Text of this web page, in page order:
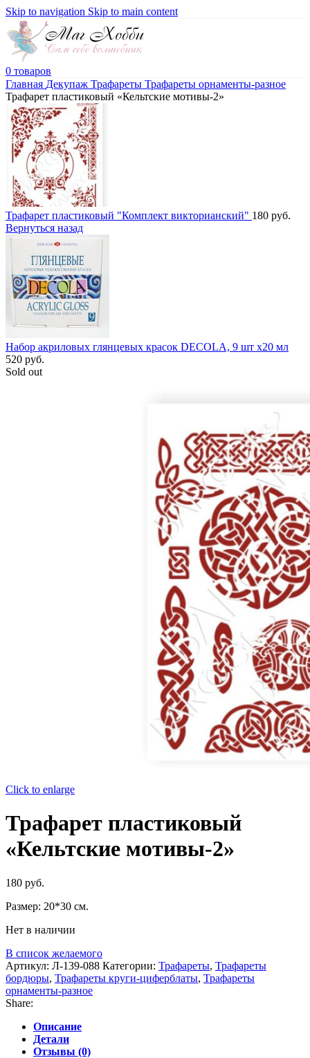
Skip to navigation Skip to main content
0 товаров
Главная Декупаж Трафареты Трафареты орнаменты-разное
Трафарет пластиковый «Кельтские мотивы-2»
Трафарет пластиковый "Комплект викторианский" 180 руб.
Вернуться назад
Набор акриловых глянцевых красок DECOLA, 9 шт х20 мл
520 руб.
Sold out
Click to enlarge
Трафарет пластиковый
«Кельтские мотивы-2»
180 руб.
Размер: 20*30 см.
Нет в наличии
В список желаемого
Артикул: Л-139-088 Категории: Трафареты, Трафареты
бордюры, Трафареты круги-циферблаты, Трафареты
орнаменты-разное
Share:
Описание
Детали
Отзывы (0)